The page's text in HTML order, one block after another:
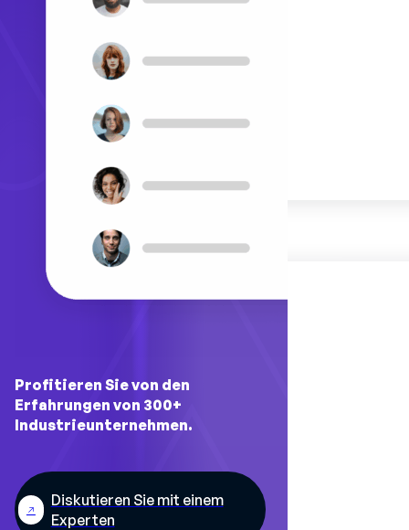
Profitieren Sie von den
Erfahrungen von 300+
Industrieunternehmen.
Diskutieren Sie mit einem
Experten